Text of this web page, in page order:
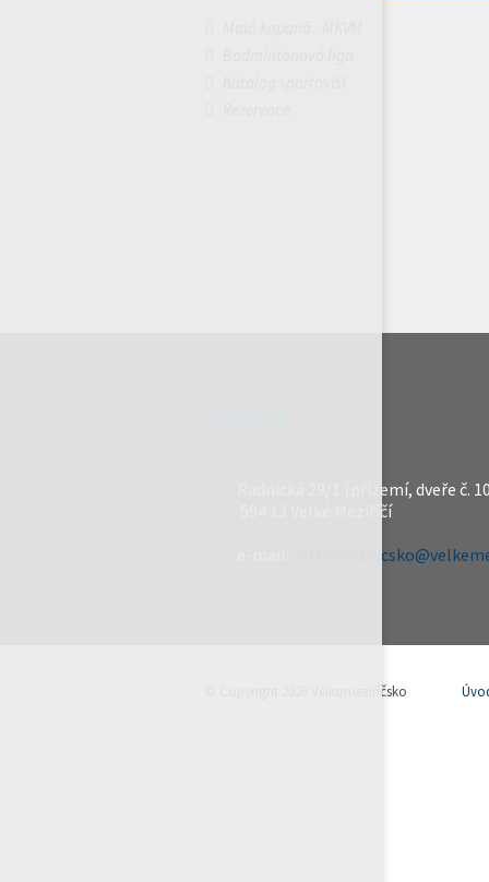
Radnická 29/1 (přízemí, dveře č.
594 13 Velké Meziříčí
© Copyright 2026 Velkomeziříčsko